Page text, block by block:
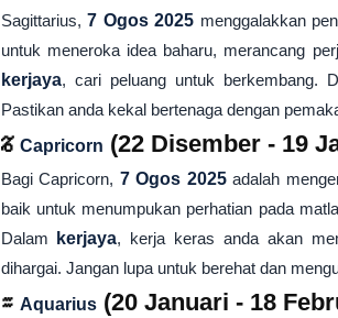
Sagittarius,7 Ogos 2025 menggalakkan
untuk meneroka idea baharu, merancang
kerjaya, cari peluang untuk berkembang.
Pastikan anda kekal bertenaga dengan
♑ Capricorn (22 Disember - 19
Bagi Capricorn, 7 Ogos 2025adalah
baik untuk menumpukan perhatian pada
Dalam
kerjaya, kerja keras anda akan
dihargai. Jangan lupa untuk berehat dan
♒ Aquarius(20 Januari - 18